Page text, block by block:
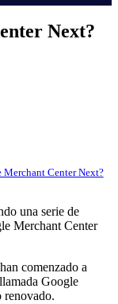
Next?
Merchant Center Next?
una serie de
Merchant Center
comenzado a
Google
renovado.